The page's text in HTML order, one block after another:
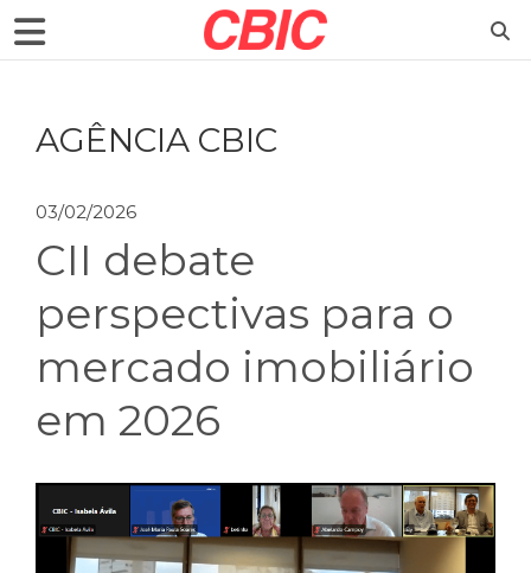
AGÊNCIA CBIC
03/02/2026
CII debate
perspectivas para o
mercado imobiliário
em 2026